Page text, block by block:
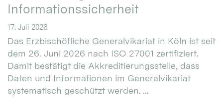
Informationssicherheit
17. Juli 2026
Das Erzbischöfliche Generalvikariat in Köln ist seit
dem 26. Juni 2026 nach ISO 27001 zertifiziert.
Damit bestätigt die Akkreditierungsstelle, dass
Daten und Informationen im Generalvikariat
systematisch geschützt werden. ...